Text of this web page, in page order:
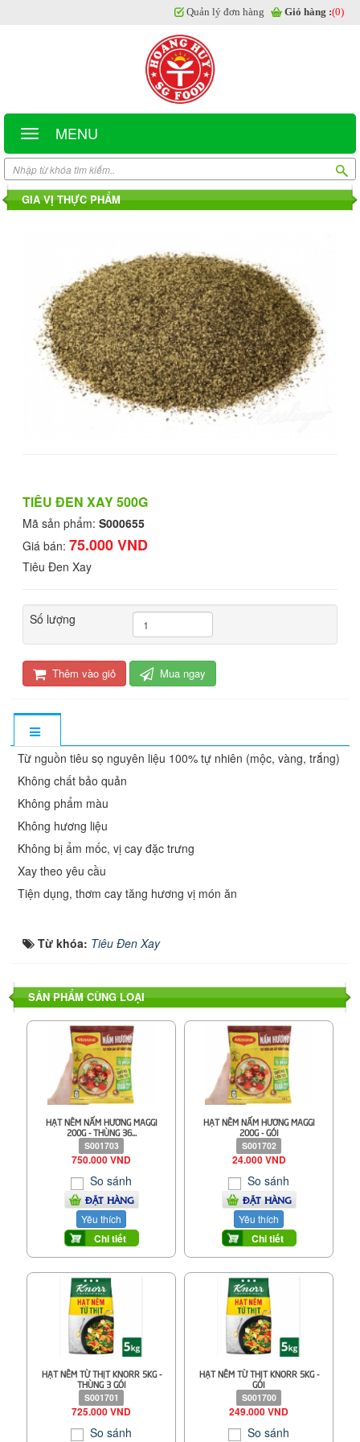
MENU
Quản lý đơn hàng Giỏ hàng :(0)
GIA VỊ THỰC PHẨM
TIÊU ĐEN XAY 500G
Mã sản phẩm: S000655
Giá bán: 75.000 VND
Tiêu Đen Xay
Số lượng
Thêm vào giỏ Mua ngay
Từ nguồn tiêu sọ nguyên liệu 100% tự nhiên (mộc, vàng, trắng)
Không chất bảo quản
Không phẩm màu
Không hương liệu
Không bị ẩm mốc, vị cay đặc trưng
Xay theo yêu cầu
Tiện dụng, thơm cay tăng hương vị món ăn
Từ khóa: Tiêu Đen Xay
SẢN PHẨM CÙNG LOẠI
HẠT NÊM NẤM HƯƠNG MAGGI
200G - THÙNG 36...
S001703
750.000 VND
So sánh
ĐẶT HÀNG
Yêu thích
Chi tiết
HẠT NÊM NẤM HƯƠNG MAGGI
200G - GÓI
S001702
24.000 VND
So sánh
ĐẶT HÀNG
Yêu thích
Chi tiết
HẠT NÊM TỪ THỊT KNORR 5KG -
THÙNG 3 GÓI
S001701
725.000 VND
So sánh
HẠT NÊM TỪ THỊT KNORR 5KG -
GÓI
S001700
249.000 VND
So sánh